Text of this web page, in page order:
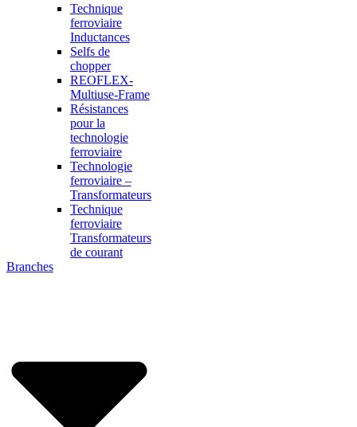
Technique
ferroviaire
Inductances
Selfs de
chopper
REOFLEX-
Multiuse-Frame
Résistances
pour la
technologie
ferroviaire
Technologie
ferroviaire –
Transformateurs
Technique
ferroviaire
Transformateurs
de courant
Branches